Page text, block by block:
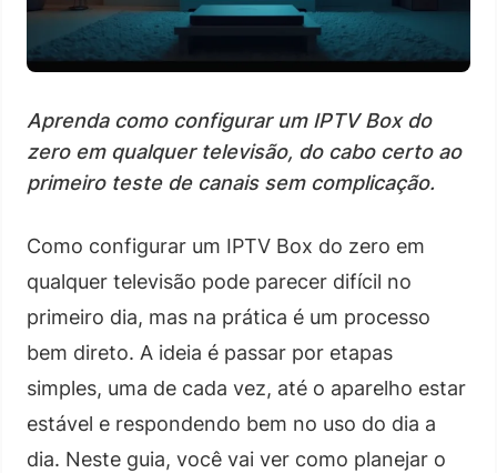
Aprenda como configurar um IPTV Box do
zero em qualquer televisão, do cabo certo ao
primeiro teste de canais sem complicação.
Como configurar um IPTV Box do zero em
qualquer televisão pode parecer difícil no
primeiro dia, mas na prática é um processo
bem direto. A ideia é passar por etapas
simples, uma de cada vez, até o aparelho estar
estável e respondendo bem no uso do dia a
dia. Neste guia, você vai ver como planejar o